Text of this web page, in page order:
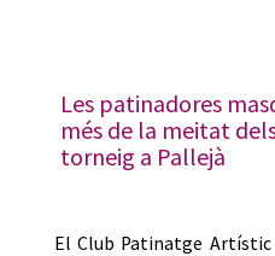
Les patinadores
més de la meitat
torneig a Pallejà
El Club Patinatge Artístic